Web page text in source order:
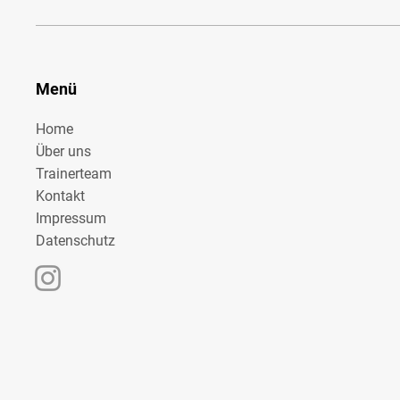
Menü
Home
Über uns
Trainerteam
Kontakt
Impressum
Datenschutz